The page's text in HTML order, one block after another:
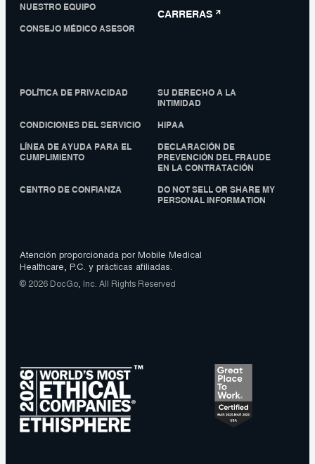
NUESTRO EQUIPO
CONSEJO MÉDICO ASESOR
CARRERAS
POLÍTICA DE PRIVACIDAD
SU DERECHO A LA
INTIMIDAD
CONDICIONES DEL SERVICIO HIPAA
LÍNEA DE AYUDA PARA EL
CUMPLIMIENTO
DECLARACIÓN DE
PREVENCIÓN DEL FRAUDE
EN LA CONTRATACIÓN
CENTRO DE CONFIANZA
DO NOT SELL OR SHARE MY
PERSONAL INFORMATION
Atención proporcionada por Mobile Medical
Healthcare, P.C. y prácticas afiliadas.
© 2026 DocGo, Inc. All Rights Reserved